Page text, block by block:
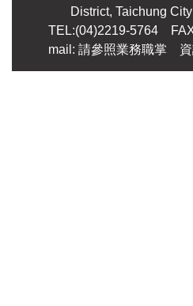
District, Taichung
TEL:(04)2219-5764
mail: 請參照業務職掌